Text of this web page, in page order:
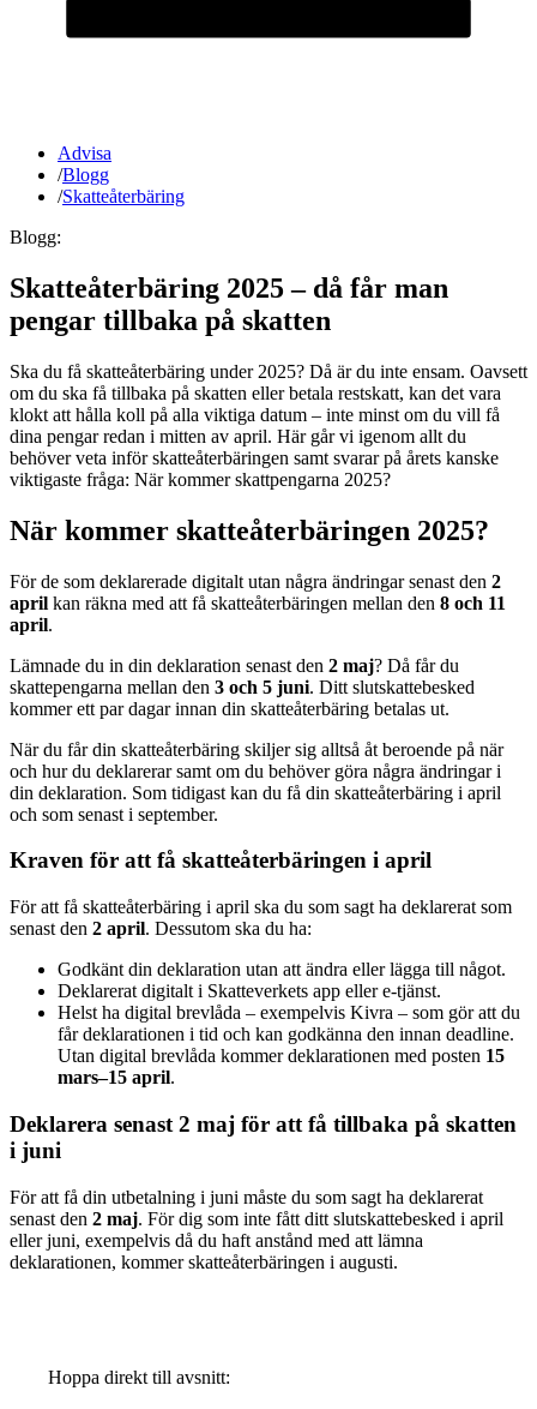
Advisa
/Blogg
/Skatteåterbäring
Blogg:
Skatteåterbäring 2025 – då får man
pengar tillbaka på skatten
Ska du få skatteåterbäring under 2025? Då är du inte ensam. Oavsett
om du ska få tillbaka på skatten eller betala restskatt, kan det vara
klokt att hålla koll på alla viktiga datum – inte minst om du vill få
dina pengar redan i mitten av april. Här går vi igenom allt du
behöver veta inför skatteåterbäringen samt svarar på årets kanske
viktigaste fråga: När kommer skattpengarna 2025?
När kommer skatteåterbäringen 2025?
För de som deklarerade digitalt utan några ändringar senast den 2
april kan räkna med att få skatteåterbäringen mellan den 8 och 11
april.
Lämnade du in din deklaration senast den 2 maj? Då får du
skattepengarna mellan den 3 och 5 juni. Ditt slutskattebesked
kommer ett par dagar innan din skatteåterbäring betalas ut.
När du får din skatteåterbäring skiljer sig alltså åt beroende på när
och hur du deklarerar samt om du behöver göra några ändringar i
din deklaration. Som tidigast kan du få din skatteåterbäring i april
och som senast i september.
Kraven för att få skatteåterbäringen i april
För att få skatteåterbäring i april ska du som sagt ha deklarerat som
senast den 2 april. Dessutom ska du ha:
Godkänt din deklaration utan att ändra eller lägga till något.
Deklarerat digitalt i Skatteverkets app eller e-tjänst.
Helst ha digital brevlåda – exempelvis Kivra – som gör att du
får deklarationen i tid och kan godkänna den innan deadline.
Utan digital brevlåda kommer deklarationen med posten 15
mars–15 april.
Deklarera senast 2 maj för att få tillbaka på skatten
i juni
För att få din utbetalning i juni måste du som sagt ha deklarerat
senast den 2 maj. För dig som inte fått ditt slutskattebesked i april
eller juni, exempelvis då du haft anstånd med att lämna
deklarationen, kommer skatteåterbäringen i augusti.
Hoppa direkt till avsnitt: